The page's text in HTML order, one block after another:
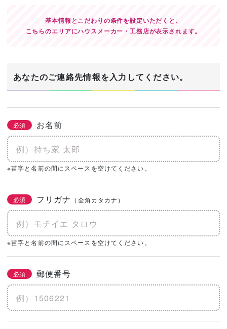
基本情報とこだわりの条件を設定いただくと、
こちらのエリアにハウスメーカー・工務店が表示されます。
あなたのご連絡先情報を入力してください。
必須 お名前
※苗字と名前の間にスペースを空けてください。
必須 フリガナ （全角カタカナ）
※苗字と名前の間にスペースを空けてください。
必須 郵便番号